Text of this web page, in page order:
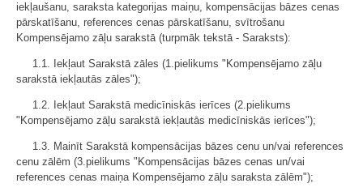
iekļaušanu, saraksta kategorijas maiņu, kompensācijas bāzes cenas
pārskatīšanu, references cenas pārskatīšanu, svītrošanu
Kompensējamo zāļu sarakstā (turpmāk tekstā - Saraksts):
1.1. Iekļaut Sarakstā zāles (1.pielikums "Kompensējamo zāļu
sarakstā iekļautās zāles");
1.2. Iekļaut Sarakstā medicīniskās ierīces (2.pielikums
"Kompensējamo zāļu sarakstā iekļautās medicīniskās ierīces");
1.3. Mainīt Sarakstā kompensācijas bāzes cenu un/vai references
cenu zālēm (3.pielikums "Kompensācijas bāzes cenas un/vai
references cenas maiņa Kompensējamo zāļu saraksta zālēm");